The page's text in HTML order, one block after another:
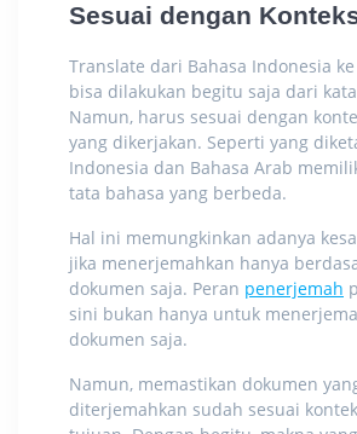
Sesuai dengan
Translate dari Bahasa Indonesia
bisa dilakukan begitu saja dari
Namun, harus sesuai dengan
yang dikerjakan. Seperti yang
Indonesia dan Bahasa Arab
tata bahasa yang berbeda.
Hal ini memungkinkan adanya
jika menerjemahkan hanya
dokumen saja. Peran penerjemah
sini bukan hanya untuk
dokumen saja.
Namun, memastikan dokumen
diterjemahkan sudah sesuai